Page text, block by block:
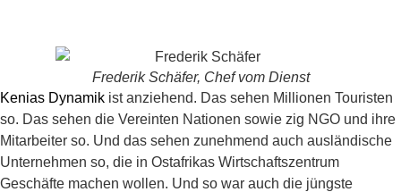
Frederik Schäfer, Chef vom Dienst
Kenias Dynamik ist anziehend. Das sehen Millionen Touristen
so. Das sehen die Vereinten Nationen sowie zig NGO und ihre
Mitarbeiter so. Und das sehen zunehmend auch ausländische
Unternehmen so, die in Ostafrikas Wirtschaftszentrum
Geschäfte machen wollen. Und so war auch die jüngste